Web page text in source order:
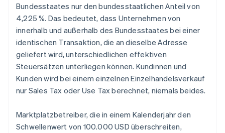
Bundesstaates nur den bundesstaatlichen Anteil von
4,225 %. Das bedeutet, dass Unternehmen von
innerhalb und außerhalb des Bundesstaates bei einer
identischen Transaktion, die an dieselbe Adresse
geliefert wird, unterschiedlichen effektiven
Steuersätzen unterliegen können. Kundinnen und
Kunden wird bei einem einzelnen Einzelhandelsverkauf
nur Sales Tax oder Use Tax berechnet, niemals beides.
Marktplatzbetreiber, die in einem Kalenderjahr den
Schwellenwert von 100.000 USD überschreiten,